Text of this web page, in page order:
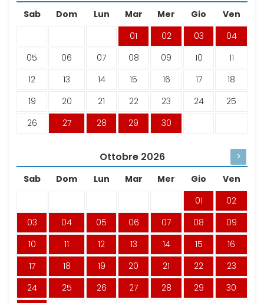
Sab Dom Lun Mar Mer Gio
Ven
01
02 03
04
05
06 07 08 09 10
11
12
13 14 15 16 17
18
19
20 21 22 23 24
25
26
27 28 29 30
Ottobre 2026 >
Sab Dom Lun Mar Mer Gio
Ven
01
02
03
04 05 06 07 08
09
10
11 12 13 14 15
16
17
18 19 20 21 22
23
24
25 26 27 28 29
30